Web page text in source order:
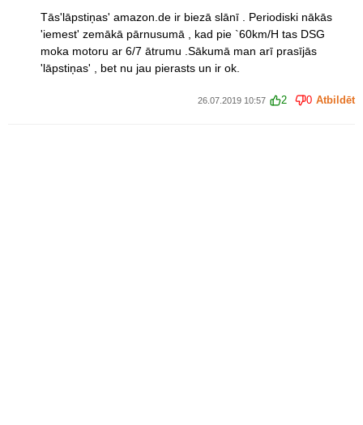
Tās'lāpstiņas' amazon.de ir biezā slānī . Periodiski nākās
'iemest' zemākā pārnusumā , kad pie `60km/H tas DSG
moka motoru ar 6/7 ātrumu .Sākumā man arī prasījās
'lāpstiņas' , bet nu jau pierasts un ir ok.
26.07.2019 10:57 2 0 Atbildēt